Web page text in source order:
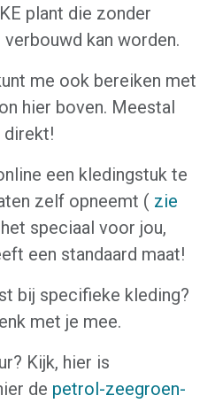
plant die zonder
kan worden.
me ook bereiken met
hier boven. Meestal
direkt!
een kledingstuk te
zelf opneemt ( zie
speciaal voor jou,
een standaard maat!
bij specifieke kleding?
met je mee.
Kijk, hier is
de petrol-zeegroen-